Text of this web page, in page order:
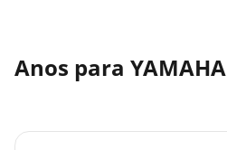
Anos para YAMAHA